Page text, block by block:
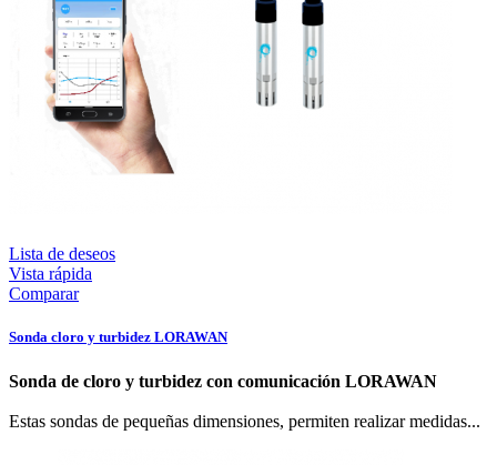
Lista de deseos
Vista rápida
Comparar
Sonda cloro y turbidez LORAWAN
Sonda de cloro y turbidez con comunicación LORAWAN
Estas sondas de pequeñas dimensiones, permiten realizar medidas...